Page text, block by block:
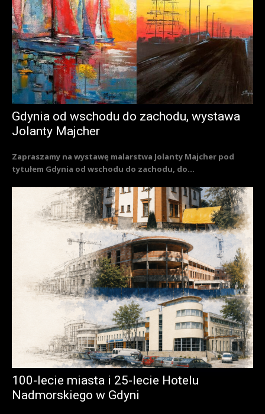
Gdynia od wschodu do zachodu, wystawa
Jolanty Majcher
Zapraszamy na wystawę malarstwa Jolanty Majcher pod
tytułem Gdynia od wschodu do zachodu, do...
100-lecie miasta i 25-lecie Hotelu
Nadmorskiego w Gdyni